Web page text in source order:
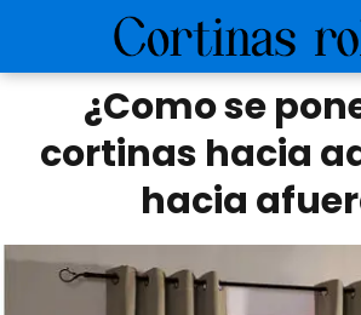
¿Como se
cortinas hacia
hacia